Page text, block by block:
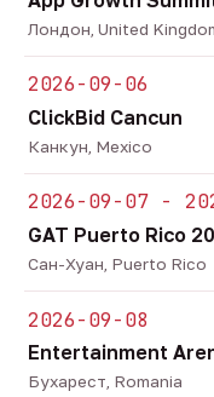
Лондон, United
2026-09-06
ClickBid Cancun
Канкун, Mexico
2026-09-07 -
GAT Puerto Rico
Сан-Хуан, Puerto Rico
2026-09-08
Entertainment
Бухарест, Romania